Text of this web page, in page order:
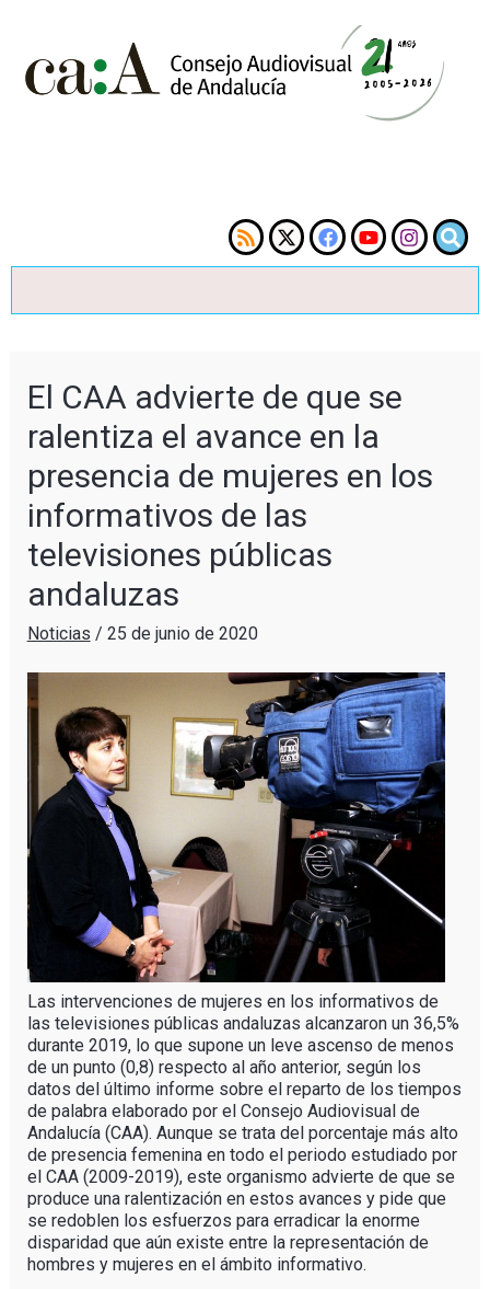
El CAA advierte de que se
ralentiza el avance en la
presencia de mujeres en los
informativos de las
televisiones públicas
andaluzas
Noticias / 25 de junio de 2020
Las intervenciones de mujeres en los informativos de
las televisiones públicas andaluzas alcanzaron un 36,5%
durante 2019, lo que supone un leve ascenso de menos
de un punto (0,8) respecto al año anterior, según los
datos del último informe sobre el reparto de los tiempos
de palabra elaborado por el Consejo Audiovisual de
Andalucía (CAA). Aunque se trata del porcentaje más alto
de presencia femenina en todo el periodo estudiado por
el CAA (2009-2019), este organismo advierte de que se
produce una ralentización en estos avances y pide que
se redoblen los esfuerzos para erradicar la enorme
disparidad que aún existe entre la representación de
hombres y mujeres en el ámbito informativo.